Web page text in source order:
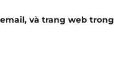
và trang web